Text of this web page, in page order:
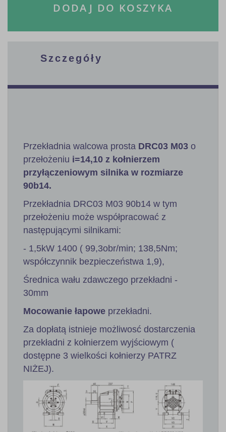
DODAJ DO KOSZYKA
Szczegóły
Przekładnia walcowa prosta DRC03 M03 o
przełożeniu i=14,10 z kołnierzem
przyłączeniowym silnika w rozmiarze
90b14.
Przekładnia DRC03 M03 90b14 w tym
przełożeniu może współpracować z
następującymi silnikami:
- 1,5kW 1400 ( 99,3obr/min; 138,5Nm;
współczynnik bezpieczeństwa 1,9),
Średnica wału zdawczego przekładni -
30mm
Mocowanie łapowe przekładni.
Za dopłatą istnieje możliwosć dostarczenia
przekładni z kołnierzem wyjściowym (
dostępne 3 wielkości kołnierzy PATRZ
NIŻEJ).